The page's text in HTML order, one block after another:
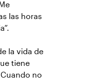
las horas
la vida de
tiene
no